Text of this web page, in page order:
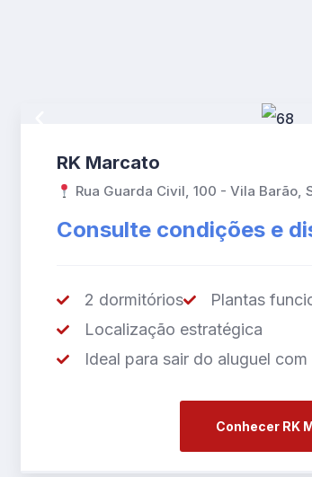
RK Marcato
Rua Guarda Civil, 100 - Vila Barão,
Consulte condições e
2 dormitórios
Plantas
Localização estratégica
Ideal para sair do aluguel com
Conhecer RK